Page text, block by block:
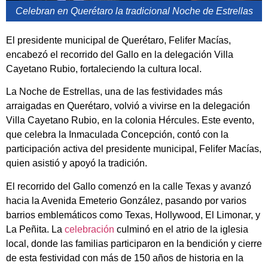
Celebran en Querétaro la tradicional Noche de Estrellas
El presidente municipal de Querétaro, Felifer Macías,
encabezó el recorrido del Gallo en la delegación Villa
Cayetano Rubio, fortaleciendo la cultura local.
La Noche de Estrellas, una de las festividades más
arraigadas en Querétaro, volvió a vivirse en la delegación
Villa Cayetano Rubio, en la colonia Hércules. Este evento,
que celebra la Inmaculada Concepción, contó con la
participación activa del presidente municipal, Felifer Macías,
quien asistió y apoyó la tradición.
El recorrido del Gallo comenzó en la calle Texas y avanzó
hacia la Avenida Emeterio González, pasando por varios
barrios emblemáticos como Texas, Hollywood, El Limonar, y
La Peñita. La celebración culminó en el atrio de la iglesia
local, donde las familias participaron en la bendición y cierre
de esta festividad con más de 150 años de historia en la